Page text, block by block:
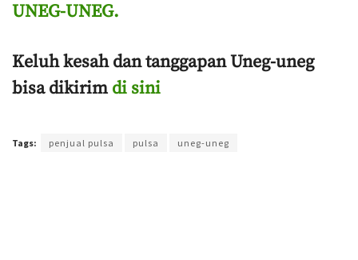
UNEG-UNEG.
Keluh kesah dan tanggapan Uneg-uneg
bisa dikirim di sini
Tags: penjual pulsa pulsa uneg-uneg